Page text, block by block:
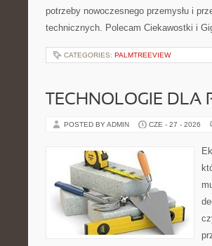
potrzeby nowoczesnego przemysłu i
technicznych. Polecam Ciekawostki i
CATEGORIES: PALMTREEVIEW
TECHNOLOGIE DLA
POSTED BY ADMIN CZE - 27 - 2026